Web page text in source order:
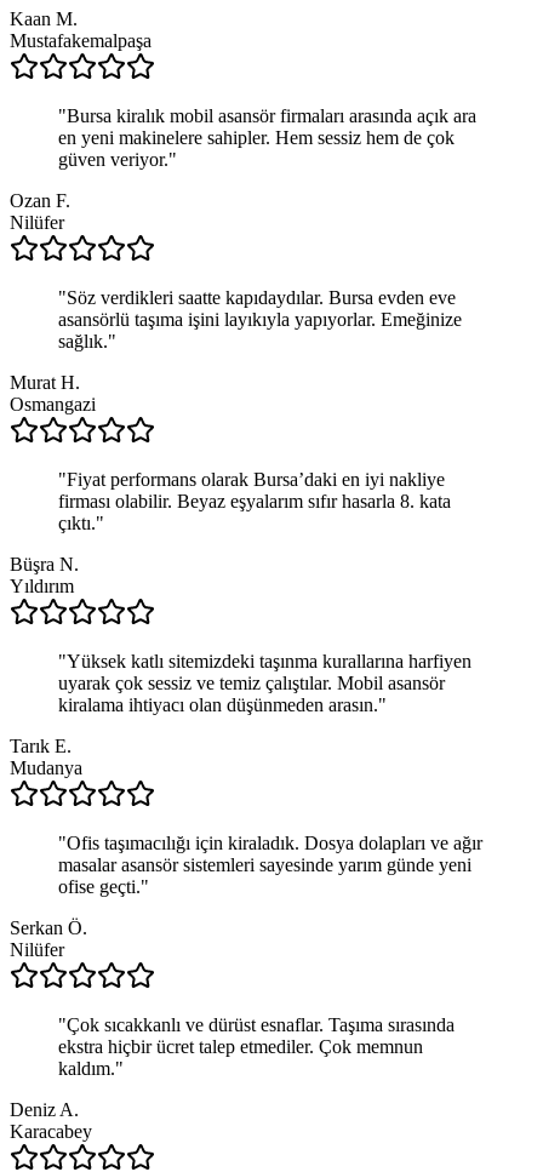
Kaan M.
Mustafakemalpaşa
"Bursa kiralık mobil asansör firmaları arasında açık ara
en yeni makinelere sahipler. Hem sessiz hem de çok
güven veriyor."
Ozan F.
Nilüfer
"Söz verdikleri saatte kapıdaydılar. Bursa evden eve
asansörlü taşıma işini layıkıyla yapıyorlar. Emeğinize
sağlık."
Murat H.
Osmangazi
"Fiyat performans olarak Bursa’daki en iyi nakliye
firması olabilir. Beyaz eşyalarım sıfır hasarla 8. kata
çıktı."
Büşra N.
Yıldırım
"Yüksek katlı sitemizdeki taşınma kurallarına harfiyen
uyarak çok sessiz ve temiz çalıştılar. Mobil asansör
kiralama ihtiyacı olan düşünmeden arasın."
Tarık E.
Mudanya
"Ofis taşımacılığı için kiraladık. Dosya dolapları ve ağır
masalar asansör sistemleri sayesinde yarım günde yeni
ofise geçti."
Serkan Ö.
Nilüfer
"Çok sıcakkanlı ve dürüst esnaflar. Taşıma sırasında
ekstra hiçbir ücret talep etmediler. Çok memnun
kaldım."
Deniz A.
Karacabey